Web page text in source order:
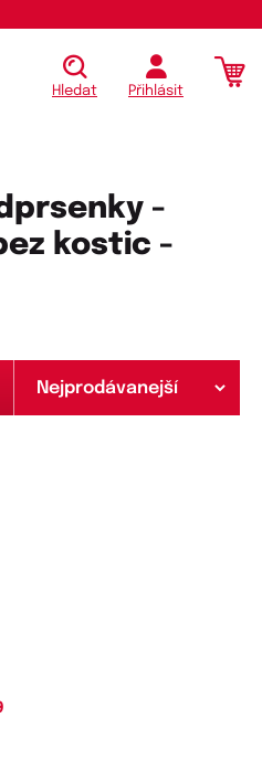
Hledat Přihlásit
-
kostic -